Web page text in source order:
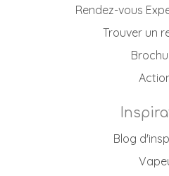
Rendez-vous
Trouver un
Blog